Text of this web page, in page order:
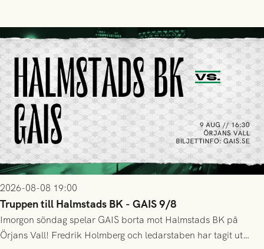
2026-08-08 19:00
Truppen till Halmstads BK - GAIS 9/8
Imorgon söndag spelar GAIS borta mot Halmstads BK på
Örjans Vall! Fredrik Holmberg och ledarstaben har tagit ut